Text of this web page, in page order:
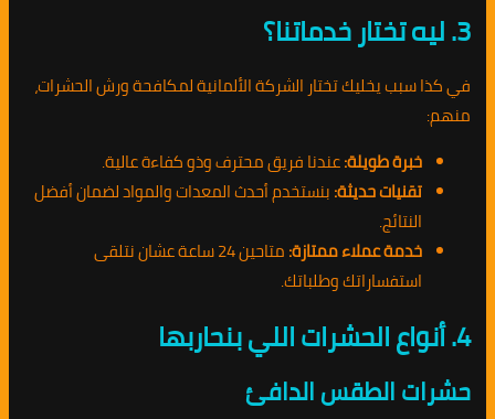
3. ليه تختار خدماتنا؟
في كذا سبب يخليك تختار الشركة الألمانية لمكافحة ورش الحشرات،
منهم:
خبرة طويلة:عندنا فريق محترف وذو كفاءة عالية.
تقنيات حديثة:بنستخدم أحدث المعدات والمواد لضمان أفضل
النتائج.
خدمة عملاء ممتازة:
متاحين 24 ساعة عشان نتلقى
استفساراتك وطلباتك.
4. أنواع الحشرات اللي بنحاربها
حشرات الطقس الدافئ